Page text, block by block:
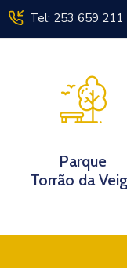
Tel: 253 659 211
Parque
Torrão da